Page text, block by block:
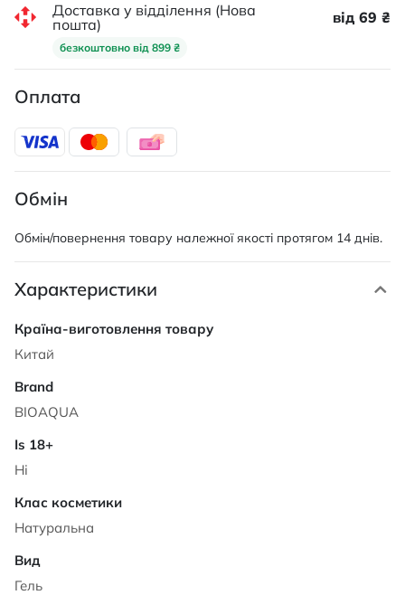
Доставка у відділення (Нова
пошта)
безкоштовно від 899 ₴
від 69 ₴
Оплата
Обмін
Обмін/повернення товару належної якості протягом 14 днів.
Характеристики
Характеристики
Китай
BIOAQUA
Ні
Натуральна
Гель